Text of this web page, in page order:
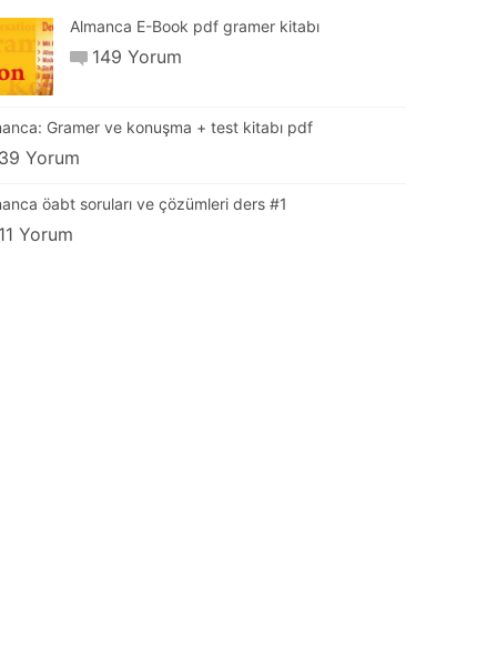
Almanca E-Book pdf gramer kitabı
149 Yorum
Gramer ve konuşma + test kitabı pdf
Yorum
öabt soruları ve çözümleri ders #1
Yorum